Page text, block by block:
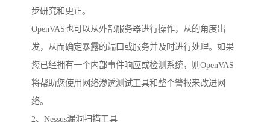
步研究和更正。
OpenVAS也可以从外部服务器进行操作，从的角度出
发，从而确定暴露的端口或服务并及时进行处理。如果
您已经拥有一个内部事件响应或检测系统，则OpenVAS
将帮助您使用网络渗透测试工具和整个警报来改进网
络。
2、Nessus漏洞扫描工具